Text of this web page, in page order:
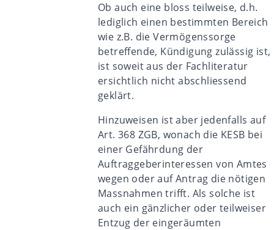
Ob auch eine bloss teilweise, d.h.
lediglich einen bestimmten Bereich
wie z.B. die Vermögenssorge
betreffende, Kündigung zulässig ist,
ist soweit aus der Fachliteratur
ersichtlich nicht abschliessend
geklärt.
Hinzuweisen ist aber jedenfalls auf
Art. 368 ZGB, wonach die KESB bei
einer Gefährdung der
Auftraggeberinteressen von Amtes
wegen oder auf Antrag die nötigen
Massnahmen trifft. Als solche ist
auch ein gänzlicher oder teilweiser
Entzug der eingeräumten